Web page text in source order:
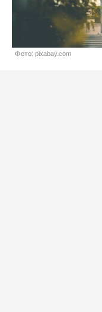
Фото: pixabay.com